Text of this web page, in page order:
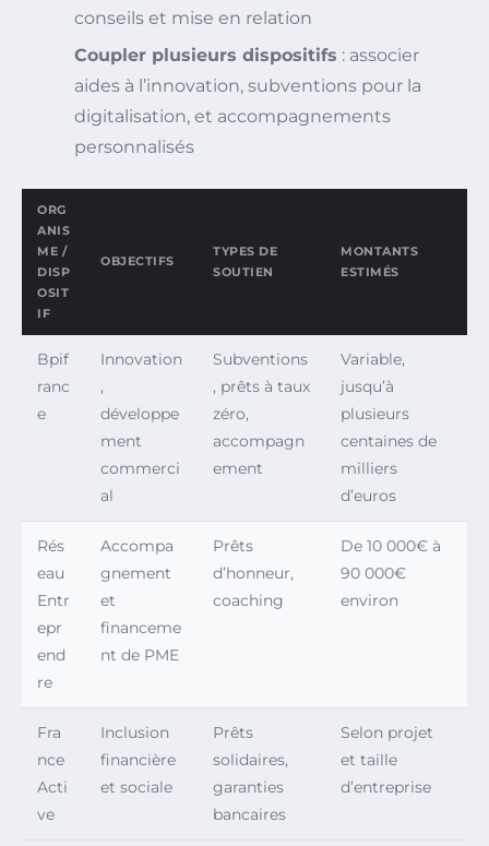
conseils et mise en relation
Coupler plusieurs dispositifs : associer
aides à l’innovation, subventions pour la
digitalisation, et accompagnements
personnalisés
ORG
ANIS
ME /
DISP
OSIT
IF
OBJECTIFS
TYPES DE
SOUTIEN
MONTANTS
ESTIMÉS
Bpif
ranc
e
Innovation
,
développe
ment
commerci
al
Subventions
, prêts à taux
zéro,
accompagn
ement
Variable,
jusqu’à
plusieurs
centaines de
milliers
d’euros
Rés
eau
Entr
epr
end
re
Accompa
gnement
et
financeme
nt de PME
Prêts
d’honneur,
coaching
De 10 000€ à
90 000€
environ
Fra
nce
Acti
ve
Inclusion
financière
et sociale
Prêts
solidaires,
garanties
bancaires
Selon projet
et taille
d’entreprise